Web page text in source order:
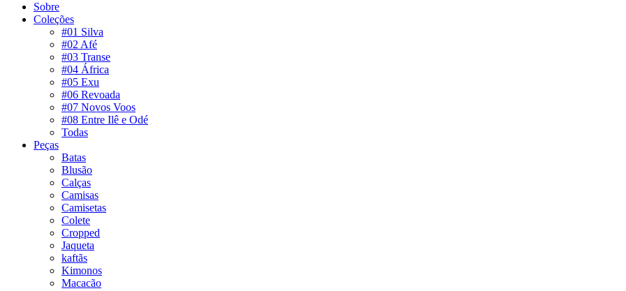
Sobre
Coleções
#01 Silva
#02 Afé
#03 Transe
#04 África
#05 Exu
#06 Revoada
#07 Novos Voos
#08 Entre Ilê e Odé
Todas
Peças
Batas
Blusão
Calças
Camisas
Camisetas
Colete
Cropped
Jaqueta
kaftãs
Kimonos
Macacão